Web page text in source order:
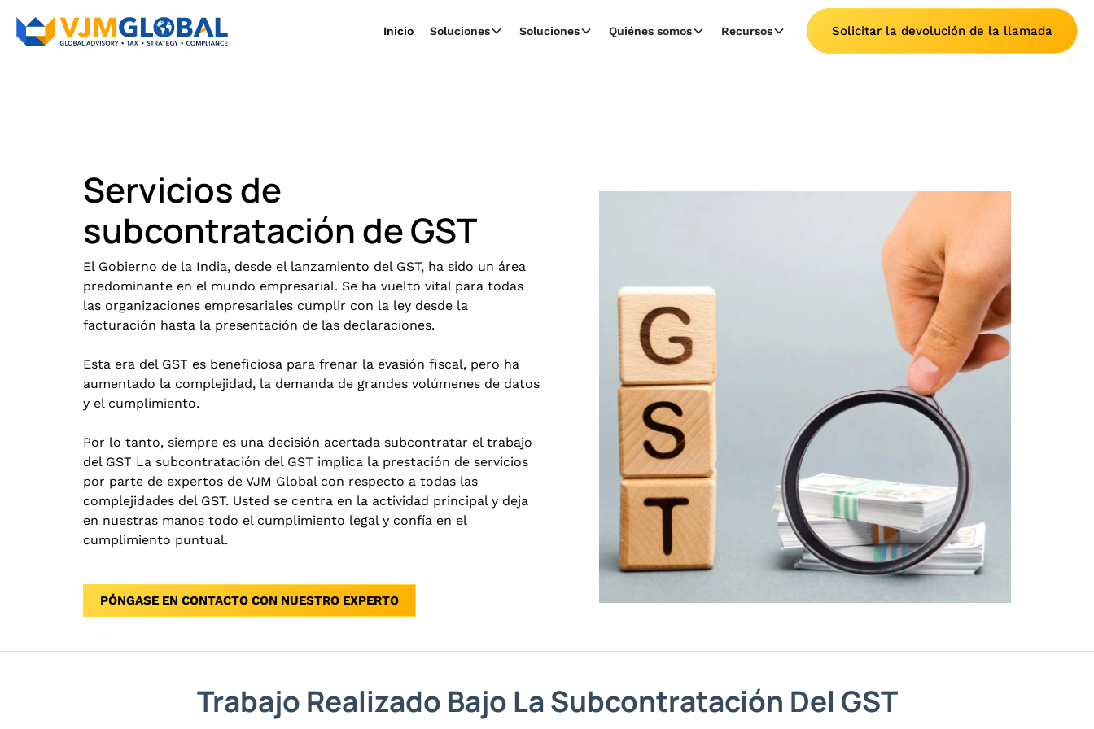
Inicio Soluciones Soluciones Quiénes somos Recursos Solicitar la devolución de la llamada
Servicios de
subcontratación de GST
El Gobierno de la India, desde el lanzamiento del GST, ha sido un área
predominante en el mundo empresarial. Se ha vuelto vital para todas
las organizaciones empresariales cumplir con la ley desde la
facturación hasta la presentación de las declaraciones.
Esta era del GST es beneficiosa para frenar la evasión fiscal, pero ha
aumentado la complejidad, la demanda de grandes volúmenes de datos
y el cumplimiento.
Por lo tanto, siempre es una decisión acertada subcontratar el trabajo
del GST La subcontratación del GST implica la prestación de servicios
por parte de expertos de VJM Global con respecto a todas las
complejidades del GST. Usted se centra en la actividad principal y deja
en nuestras manos todo el cumplimiento legal y confía en el
cumplimiento puntual.
PÓNGASE EN CONTACTO CON NUESTRO EXPERTO
Trabajo Realizado Bajo La Subcontratación Del GST